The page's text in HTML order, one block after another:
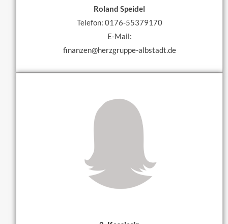
Roland Speidel
Telefon: 0176-55379170
E-Mail:
finanzen@herzgruppe-albstadt.de